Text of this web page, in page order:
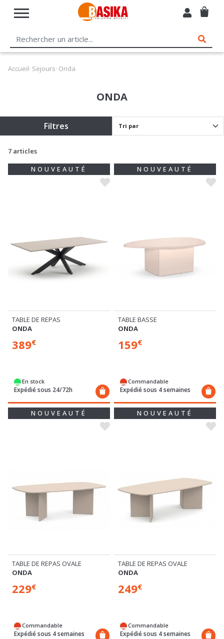
Accueil· Sejours· Onda
ONDA
Filtres
7 articles
NOUVEAUTÉ
TABLE DE REPAS
ONDA
389€
En stock
Expédié sous 24/72h
NOUVEAUTÉ
TABLE BASSE
ONDA
159€
Commandable
Expédié sous 4 semaines
NOUVEAUTÉ
TABLE DE REPAS OVALE
ONDA
229€
Commandable
Expédié sous 4 semaines
NOUVEAUTÉ
TABLE DE REPAS OVALE
ONDA
249€
Commandable
Expédié sous 4 semaines